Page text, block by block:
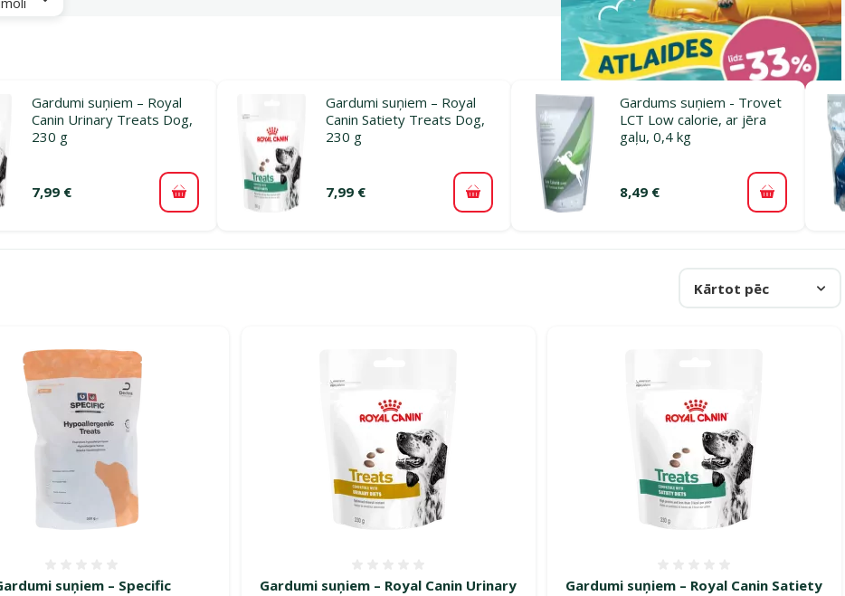
Gardumi suņiem – Royal
Canin Urinary Treats Dog,
230 g
7,99 € Pievienot grozam
Gardumi suņiem – Royal
Canin Satiety Treats Dog,
230 g
7,99 € Pievienot grozam
Gardums suņiem - Trovet
LCT Low calorie, ar jēra
gaļu, 0,4 kg
8,49 € Pievienot
Kārtot pēc
suņiem – Specific
Gardumi suņiem – Royal Canin Urinary
Gardumi suņiem – Royal Canin Satiety